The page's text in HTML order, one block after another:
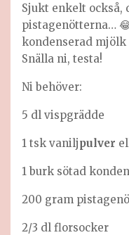
Sjukt enkelt också,
pistagenötterna…
kondenserad mjölk
Snälla ni, testa!
Ni behöver:
5 dl vispgrädde
1 tsk vaniljpulver
1 burk sötad
200 gram
2/3 dl florsocker